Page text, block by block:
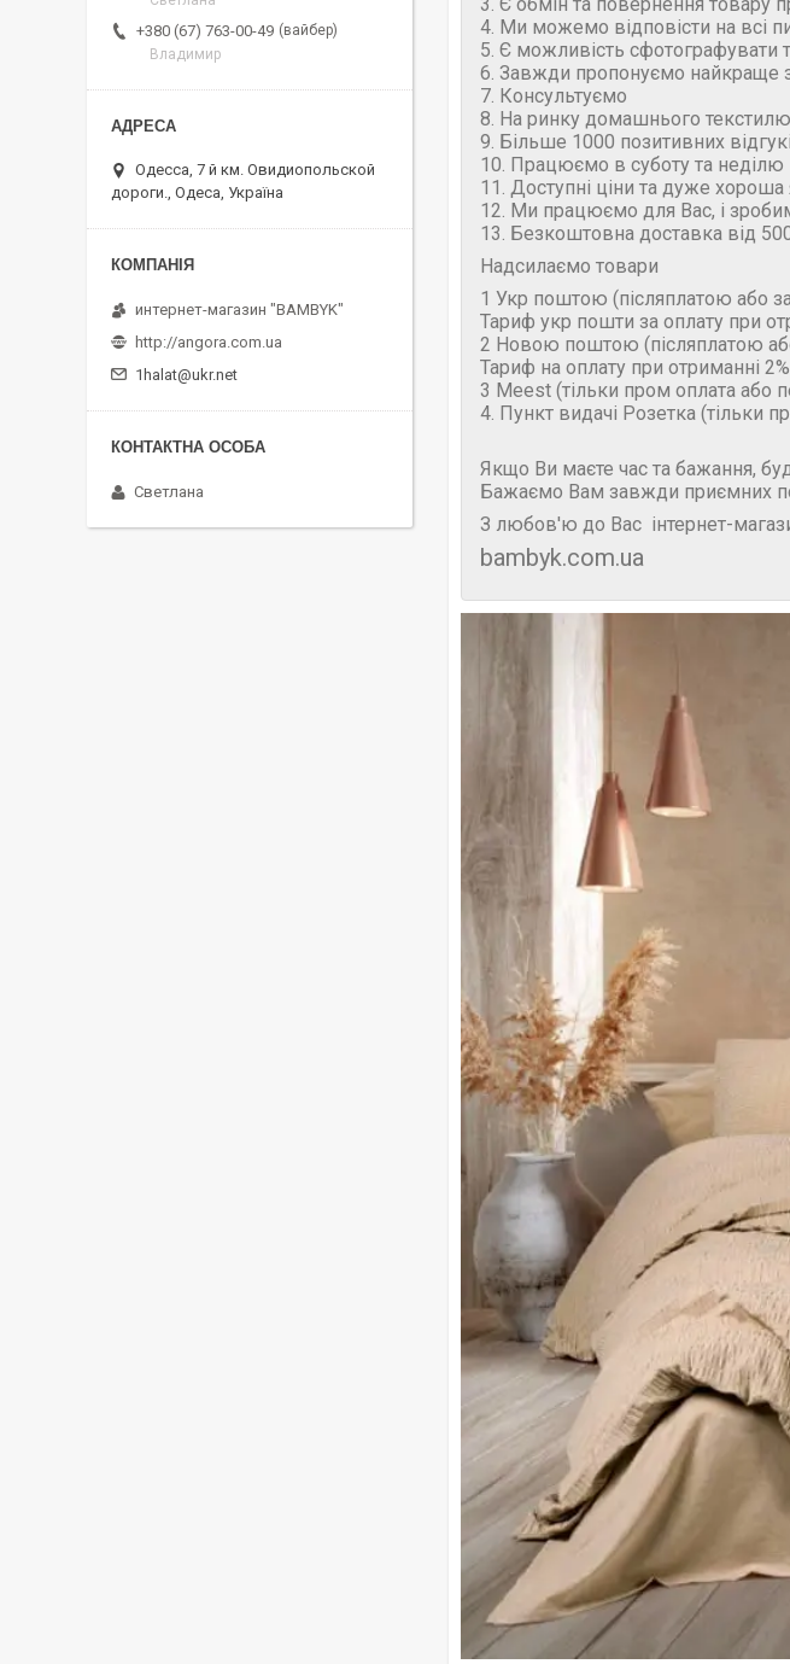
4. Ми можемо відповісти на всі
5. Є можливість сфотографувати
6. Завжди пропонуємо найкраще з
7. Консультуємо
8. На ринку домашнього
9. Більше 1000 позитивних
10. Працюємо в суботу та неділю
11. Доступні ціни та дуже хороша
12. Ми працюємо для Вас, і
13. Безкоштовна доставка від
Надсилаємо товари
1 Укр поштою (пiсляплатою або
Тариф укр пошти за оплату при
2 Новою поштою (пiсляплатою
Тариф на оплату при отриманні
3 Meest (тільки пром оплата або
4. Пункт видачі Розетка (тільки
Якщо Ви маєте час та бажання,
Бажаємо Вам завжди приємних
З любов'ю до Вас інтернет-
bambyk.com.ua
+380 (67) 763-00-49
вайбер
Владимир
Одесса, 7 й км. Овидиопольской
дороги., Одеса, Україна
интернет-магазин "BAMBYK"
http://angora.com.ua
1halat@ukr.net
Светлана